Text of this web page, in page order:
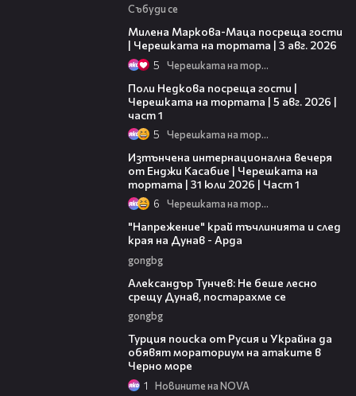
Събуди се
Милена Маркова-Маца посреща гости
| Черешката на тортата | 3 авг. 2026
5 Черешката на тортата
Поли Недкова посреща гости |
Черешката на тортата | 5 авг. 2026 |
част 1
5 Черешката на тортата
Изтънчена интернационална вечеря
от Енджи Касабие | Черешката на
тортата | 31 юли 2026 | Част 1
6 Черешката на тортата
"Напрежение" край тъчлинията и след
края на Дунав - Арда
gongbg
Александър Тунчев: Не беше лесно
срещу Дунав, постарахме се
gongbg
Турция поиска от Русия и Украйна да
обявят мораториум на атаките в
Черно море
1 Новините на NOVA